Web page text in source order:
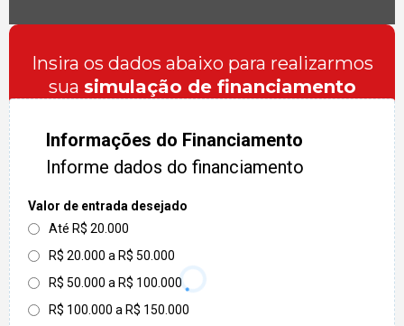
Insira os dados abaixo para realizarmos
sua simulação de financiamento
Informações do Financiamento
Informe dados do financiamento
Valor de entrada desejado
Até R$ 20.000
R$ 20.000 a R$ 50.000
R$ 50.000 a R$ 100.000
R$ 100.000 a R$ 150.000